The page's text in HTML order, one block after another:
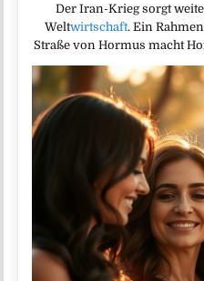
Der Iran-Krieg sorgt
Weltwirtschaft. Ein
Straße von Hormus macht